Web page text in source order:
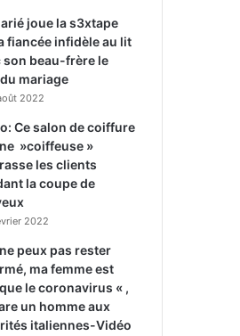
joue la s3xtape
fiancée infidèle au lit
son beau-frère le
mariage
2022
Ce salon de coiffure
»coiffeuse »
les clients
la coupe de
2022
peux pas rester
ma femme est
le coronavirus « ,
un homme aux
italiennes-Vidéo